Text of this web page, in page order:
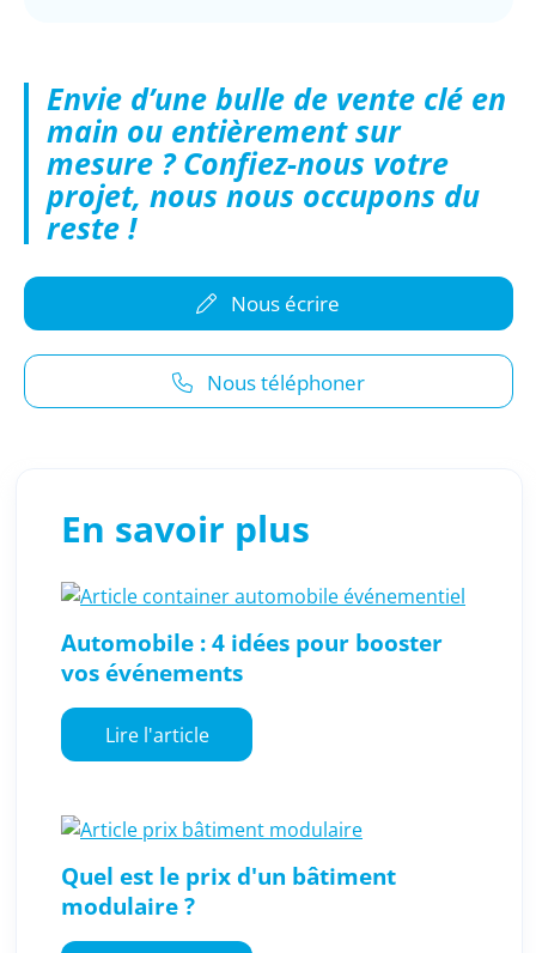
Envie d’une bulle de vente clé en
main ou entièrement sur
mesure ? Confiez-nous votre
projet, nous nous occupons du
reste !
Nous écrire
Nous téléphoner
En savoir plus
Automobile : 4 idées pour booster
vos événements
Lire l'article
Quel est le prix d'un bâtiment
modulaire ?